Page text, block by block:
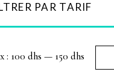
PAR TARIF
: 100 dhs — 150 dhs